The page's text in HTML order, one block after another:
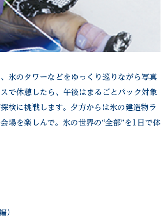
氷のタワーなどをゆっくり巡りながら写真
で休憩したら、午後はまるごとパック対象
検に挑戦します。夕方からは氷の建造物ラ
場を楽しんで。氷の世界の“全部”を1日で体
）